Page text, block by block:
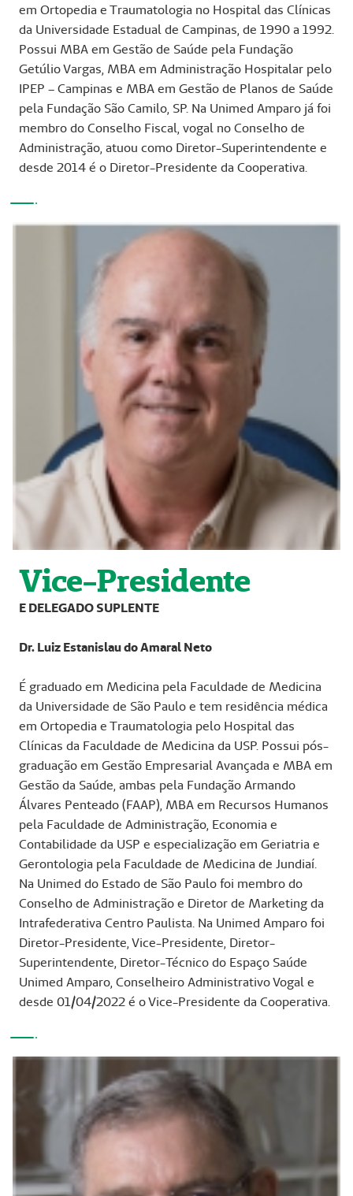
em Ortopedia e Traumatologia no Hospital das Clínicas
da Universidade Estadual de Campinas, de 1990 a 1992.
Possui MBA em Gestão de Saúde pela Fundação
Getúlio Vargas, MBA em Administração Hospitalar pelo
IPEP – Campinas e MBA em Gestão de Planos de Saúde
pela Fundação São Camilo, SP. Na Unimed Amparo já foi
membro do Conselho Fiscal, vogal no Conselho de
Administração, atuou como Diretor-Superintendente e
desde 2014 é o Diretor-Presidente da Cooperativa.
Vice-Presidente
E DELEGADO SUPLENTE
Dr. Luiz Estanislau do Amaral Neto
É graduado em Medicina pela Faculdade de Medicina
da Universidade de São Paulo e tem residência médica
em Ortopedia e Traumatologia pelo Hospital das
Clínicas da Faculdade de Medicina da USP. Possui pós-
graduação em Gestão Empresarial Avançada e MBA em
Gestão da Saúde, ambas pela Fundação Armando
Álvares Penteado (FAAP), MBA em Recursos Humanos
pela Faculdade de Administração, Economia e
Contabilidade da USP e especialização em Geriatria e
Gerontologia pela Faculdade de Medicina de Jundiaí.
Na Unimed do Estado de São Paulo foi membro do
Conselho de Administração e Diretor de Marketing da
Intrafederativa Centro Paulista. Na Unimed Amparo foi
Diretor-Presidente, Vice-Presidente, Diretor-
Superintendente, Diretor-Técnico do Espaço Saúde
Unimed Amparo, Conselheiro Administrativo Vogal e
desde 01/04/2022 é o Vice-Presidente da Cooperativa.